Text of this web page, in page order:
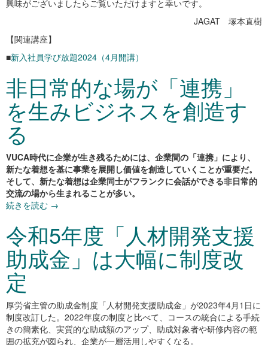
興味がございましたらご覧いただけますと幸いです。
JAGAT 塚本直樹
【関連講座】
■新入社員学び放題2024（4月開講）
非日常的な場が「連携」
を生みビジネスを創造す
る
VUCA時代に企業が生き残るためには、企業間の「連携」により、
新たな着想を基に事業を展開し価値を創造していくことが重要だ。
そして、新たな着想は企業同士がフランクに会話ができる非日常的
交流の場から生まれることが多い。
続きを読む →
令和5年度「人材開発支援
助成金」は大幅に制度改
定
厚労省主管の助成金制度「人材開発支援助成金」が2023年4月1日に
制度改訂した。2022年度の制度と比べて、コースの統合による手続
きの簡素化、実質的な助成額のアップ、助成対象者や研修内容の範
囲の拡充が図られ、企業が一層活用しやすくなる。